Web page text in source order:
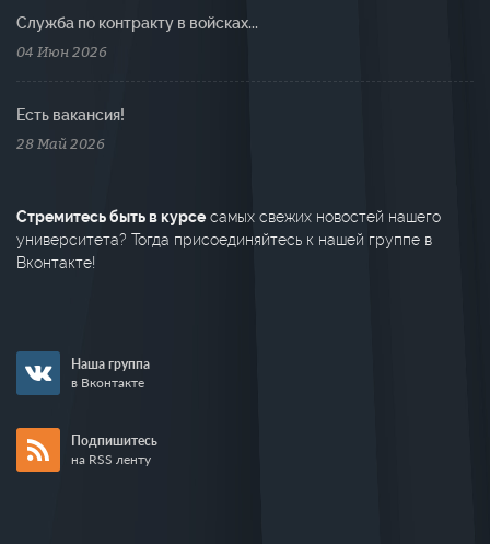
Cлужба по контракту в войсках...
04 Июн 2026
Есть вакансия!
28 Май 2026
Стремитесь быть в курсе самых свежих новостей нашего
университета? Тогда присоединяйтесь к нашей группе в
Вконтакте!
Наша группа
в Вконтакте
Подпишитесь
на RSS ленту